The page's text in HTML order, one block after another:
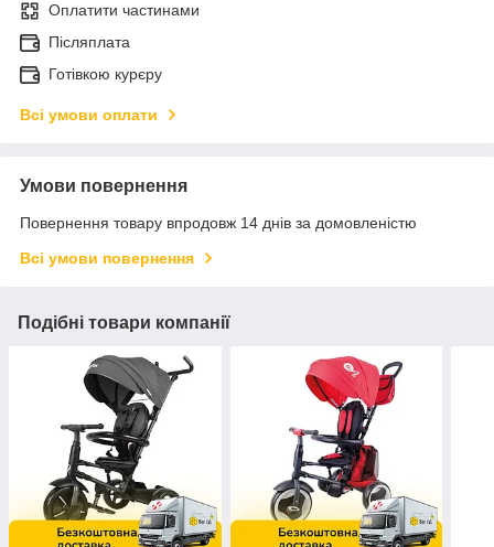
Оплатити частинами
Післяплата
Готівкою курєру
Всі умови оплати
Умови повернення
Повернення товару впродовж 14 днів за домовленістю
Всі умови повернення
Подібні товари компанії